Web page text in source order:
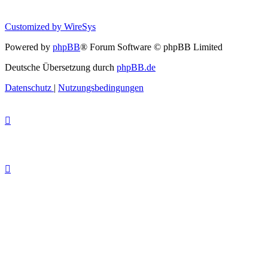
Customized by WireSys
Powered by phpBB® Forum Software © phpBB Limited
Deutsche Übersetzung durch phpBB.de
Datenschutz | Nutzungsbedingungen